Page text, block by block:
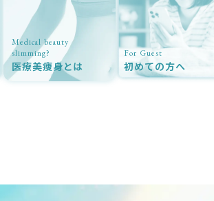
beauty
療美痩身とは
For Guest
初めての方へ